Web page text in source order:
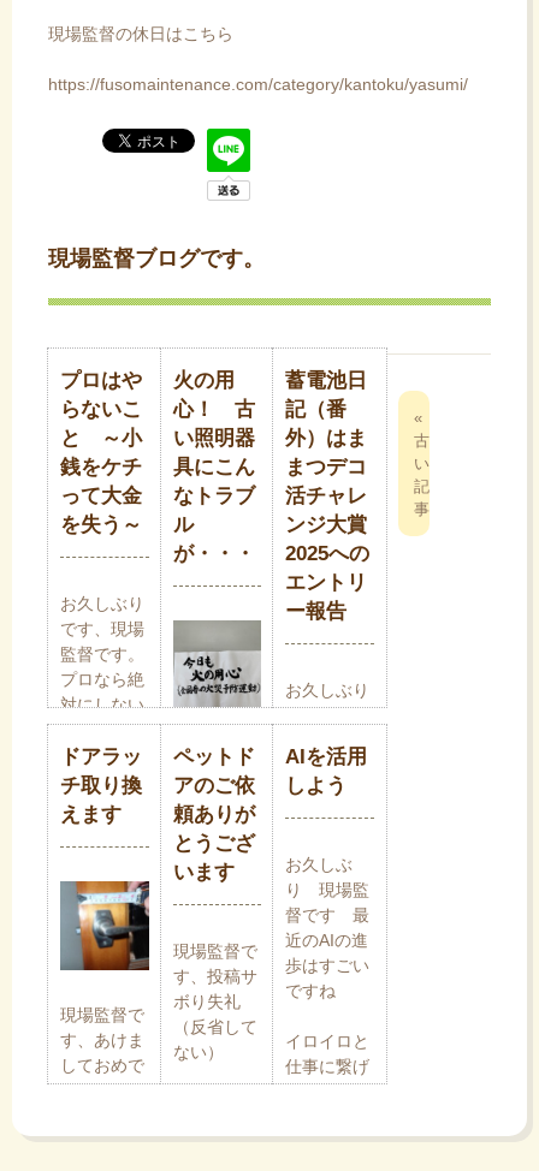
現場監督の休日はこちら
https://fusomaintenance.com/category/kantoku/yasumi/
現場監督ブログです。
プロはや
らないこ
と ～小
銭をケチ
って大金
を失う～
お久しぶり
です、現場
監督です。
プロなら絶
対にしない
ことを見か
けて最近モ
ヤモヤする
ことがあり
ます。
その１
によくある
拳銃をクル
クル・・・
（誰
火の用
心！ 古
い照明器
具にこん
なトラブ
ル
が・・・
お久しぶり
です、現場
監督です。
ただいま春
の火災予防
運動期間中
です。
タ
イ
ム
蓄電池日
記（番
外）はま
まつデコ
活チャレ
ンジ大賞
2025への
エントリ
ー報告
お久しぶり
稿）です
蓄電池日記
生かし、は
ままつデコ
活チャレン
ジ大賞
2025への
エントリー
体部門）を
しました。
ドアラッ
チ取り換
えます
現場監督で
す、あけま
しておめで
とうござい
ペットド
アのご依
頼ありが
とうござ
います
現場監督で
す、投稿サ
ボり失礼
（反省して
ない）
AIを活用
しよう
お久しぶ
り 現場監
督です 最
近のAIの進
歩はすごい
ですね
イロイロと
仕事に繋げ
す（おおげ
投
稿
ナ
ビ
ゲ
«
古
い
記
事